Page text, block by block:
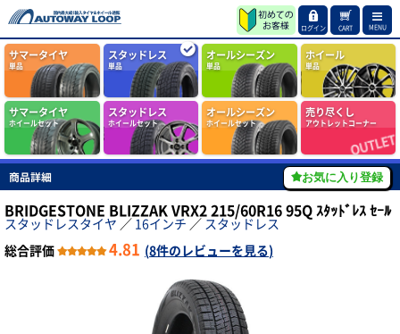
ログイン CART MENU
サマータイヤ
単品
スタッドレス
単品
オールシーズン
単品
ホイール
単品
サマータイヤ
ホイールセット
スタッドレス
ホイールセット
オールシーズン
ホイールセット
売り尽くし
アウトレットコーナー
商品詳細 お気に入り登録
BRIDGESTONE BLIZZAK VRX2 215/60R16 95Q ｽﾀｯﾄﾞﾚｽ ｾｰﾙ
スタッドレスタイヤ ／ 16インチ ／ スタッドレス
総合評価
4.81 (8件のレビューを見る)